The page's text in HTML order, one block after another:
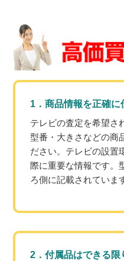
1．商品情報を正確に
テレビの査定を希望さ
型番・大きさなどの商
ださい。テレビの設置
際に重要な情報です。
ろ側に記載されていま
2．付属品はできる限